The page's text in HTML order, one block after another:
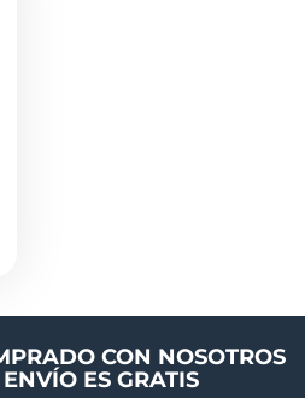
CON NOSOTROS
ES GRATIS